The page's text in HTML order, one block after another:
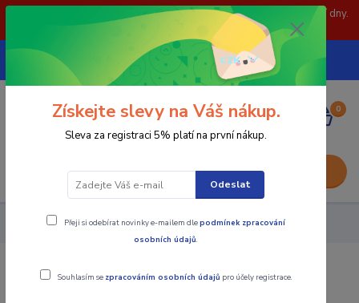
POZOR: 31.7 , 3.8 a 5.8- zavřeno. objednávky odešleme následující dny.
Děkujeme za pochopení.
CZK
739252246
(Po-Pá, 8-15 hod.)
0
0,00 Kč
Upínací součásti Závrtné šrouby
Závrtné šrouby
Získejte slevy na Váš nákup.
Sleva za registraci 5% platí na první nákup.
Odeslat
Přeji si odebírat novinky e-mailem dlepodmínek zpracování
osobních údajů.
Souhlasím se zpracováním osobních údajů pro účely registrace.